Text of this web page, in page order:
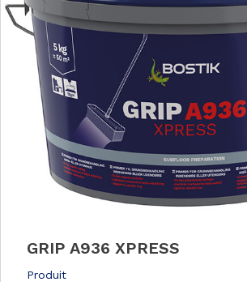
GRIP A936 XPRESS
Produit